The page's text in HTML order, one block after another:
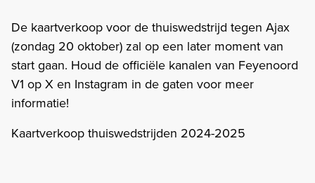
De kaartverkoop voor de thuiswedstrijd tegen Ajax
(zondag 20 oktober) zal op een later moment van
start gaan. Houd de officiële kanalen van Feyenoord
V1 op X en Instagram in de gaten voor meer
informatie!
Kaartverkoop thuiswedstrijden 2024-2025